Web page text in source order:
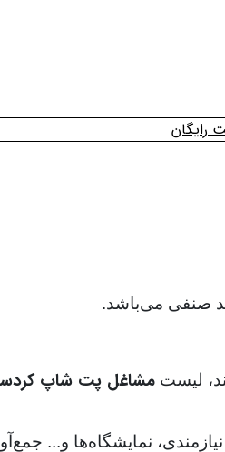
صنفی می‌باشد.
لیست مشاغل پت شاپ
نمایشگاه‌ها و...